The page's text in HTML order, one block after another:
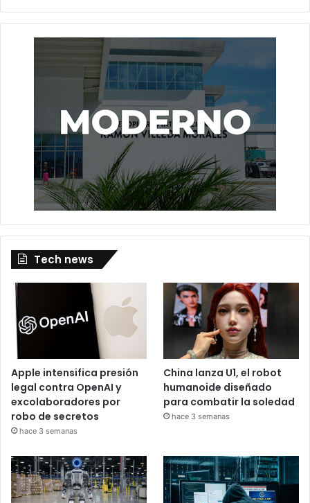
Tech news
Apple intensifica presión
legal contra OpenAI y
excolaboradores por
robo de secretos
hace 3 semanas
China lanza U1, el robot
humanoide diseñado
para combatir la soledad
hace 3 semanas